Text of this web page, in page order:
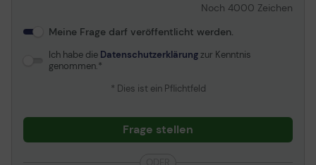
Noch 4000 Zeichen
Meine Frage darf veröffentlicht werden.
Ich habe die Datenschutzerklärungzur Kenntnis
genommen.
* Dies ist ein Pflichtfeld
Frage stellen